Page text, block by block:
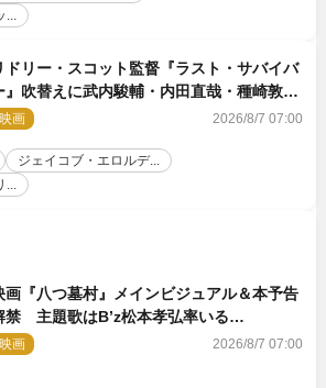
ドリー・スコット監督『ラスト・サバイバ
』吹替えに武内駿輔・内田直哉・種崎敦
・井上和彦ら豪華声優陣が集結！
映画 2026/8/7 07:00
ジェイコブ・エロルデ...
...
画『八つ墓村』メインビジュアル＆本予告
禁 主題歌はB’z松本孝弘率いる
「DOOM」に決定
映画 2026/8/7 07:00